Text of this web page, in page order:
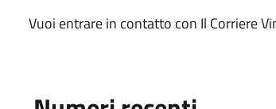
Vuoi entrare in contatto con Il Corriere